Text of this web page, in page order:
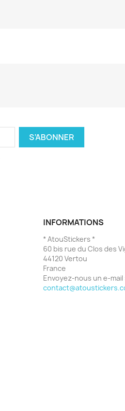
INFORMATIONS
* AtouStickers *
60 bis rue du Clos des
44120 Vertou
France
Envoyez-nous un e-mail